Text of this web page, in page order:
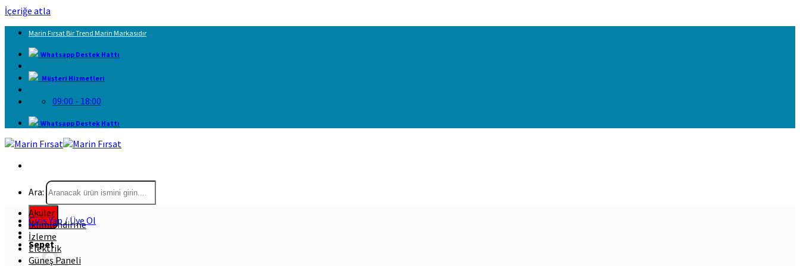
İçeriğe atla
Marin Fırsat Bir Trend Marin Markasıdır
Whatsapp Destek Hattı
Müşteri Hizmetleri
09:00 - 18:00
Whatsapp Destek Hattı
Ara:
Giriş Yap / Üye Ol
Sepet
Aküler
İklimlendirme
İzleme
Elektrik
Güneş Paneli